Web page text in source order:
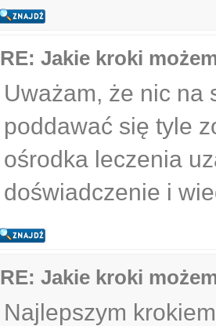
RE: Jakie kroki
Uważam, że nic na
poddawać się tyle
ośrodka leczenia
doświadczenie i
RE: Jakie kroki
Najlepszym